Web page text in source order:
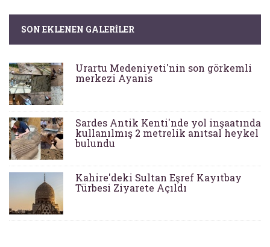
SON EKLENEN GALERILER
Urartu Medeniyeti'nin son görkemli
merkezi Ayanis
Sardes Antik Kenti'nde yol inşaatında
kullanılmış 2 metrelik anıtsal heykel
bulundu
Kahire'deki Sultan Eşref Kayıtbay
Türbesi Ziyarete Açıldı